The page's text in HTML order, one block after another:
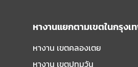
หางานแยกตามเขตในกรุงเ
หางาน เขตคลองเตย
หางาน เขตปทุมวัน